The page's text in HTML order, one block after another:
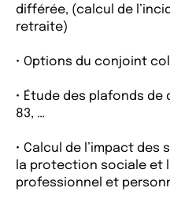
différée, (calcul de
retraite)
• Options du conjoint
• Étude des plafonds de
83, …
• Calcul de l’impact
la protection sociale et
professionnel et